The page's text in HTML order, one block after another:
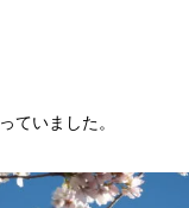
ていました。